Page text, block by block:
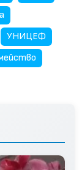
УНИЦЕФ